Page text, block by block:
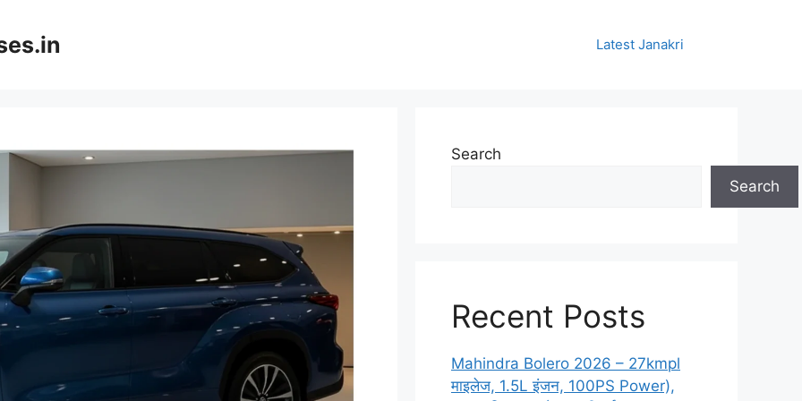
Latest Janakri
Search
Search
Recent Posts
Mahindra Bolero 2026 – 27kmpl
माइलेज, 1.5L इंजन, 100PS Power),